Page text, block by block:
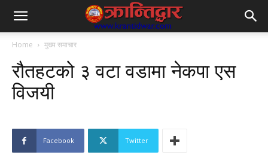
Home मुख्य समाचार
रौतहटको ३ वटा वडामा नेकपा एस
विजयी
Facebook Twitter